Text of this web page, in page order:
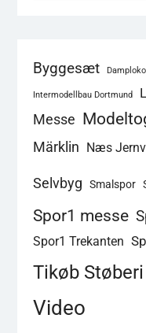
Byggesæt
Intermodellbau Dortmund
Messe
Märklin Næs
Selvbyg Smalspor
Spor1 messe
Spor1 Trekanten
Tikøb Støberi
Video